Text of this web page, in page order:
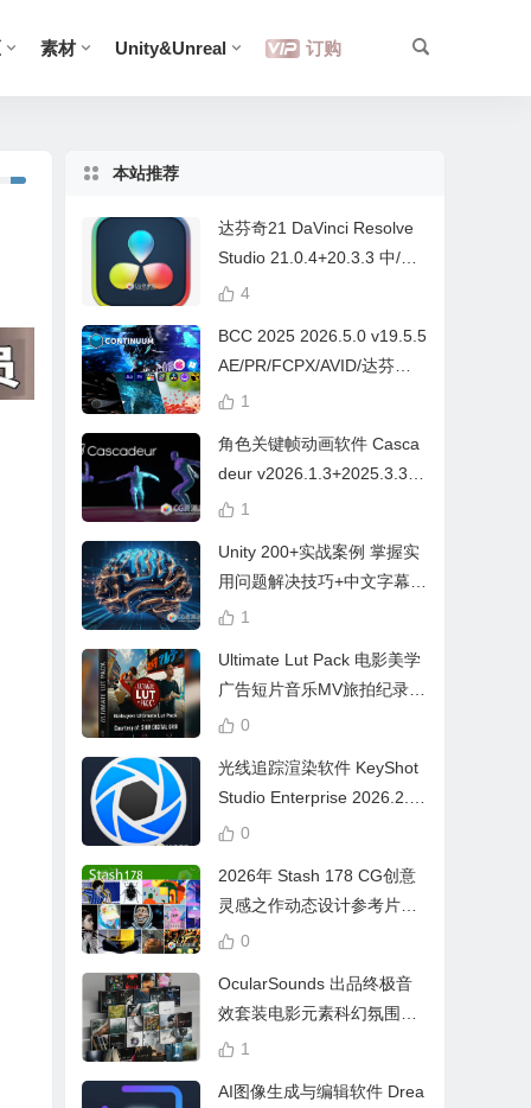
素材 Unity&Unreal 订购
本站推荐
达芬奇21 DaVinci Resolve
Studio 21.0.4+20.3.3 中/英
文 Win/Mac
4
BCC 2025 2026.5.0 v19.5.5
AE/PR/FCPX/AVID/达芬奇
视频特效插件Continuum Wi
1
角色关键帧动画软件 Casca
deur v2026.1.3+2025.3.3
Win/Mac+中文字幕教程
1
Unity 200+实战案例 掌握实
用问题解决技巧+中文字幕 L
earn Problem Solving
1
Ultimate Lut Pack 电影美学
广告短片音乐MV旅拍纪录片
视频调色预设
0
光线追踪渲染软件 KeyShot
Studio Enterprise 2026.2.1
Win中文版
0
2026年 Stash 178 CG创意
灵感之作动态设计参考片广
告视频动画短片合集
0
OcularSounds 出品终极音
效套装电影元素科幻氛围冲
击无人机音效素材包 Full Ac
1
AI图像生成与编辑软件 Drea